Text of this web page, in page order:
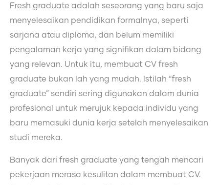
Fresh graduate adalah seseorang yang baru saja
menyelesaikan pendidikan formalnya, seperti
sarjana atau diploma, dan belum memiliki
pengalaman kerja yang signifikan dalam bidang
yang relevan. Untuk itu, membuat CV fresh
graduate bukan lah yang mudah. Istilah “fresh
graduate” sendiri sering digunakan dalam dunia
profesional untuk merujuk kepada individu yang
baru memasuki dunia kerja setelah menyelesaikan
studi mereka.
Banyak dari fresh graduate yang tengah mencari
pekerjaan merasa kesulitan dalam membuat CV.